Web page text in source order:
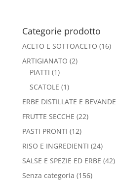
Categorie prodotto
ACETO E SOTTOACETO (16)
ARTIGIANATO (2)
PIATTI (1)
SCATOLE (1)
ERBE DISTILLATE E BEVANDE
FRUTTE SECCHE (22)
PASTI PRONTI (12)
RISO E INGREDIENTI (24)
SALSE E SPEZIE ED ERBE (42)
Senza categoria (156)